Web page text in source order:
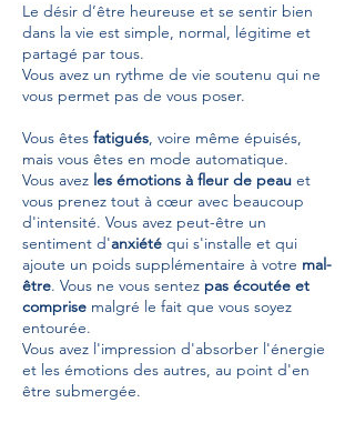
Le désir d’être heureuse et se sentir bien
dans la vie est simple, normal, légitime et
partagé par tous.
Vous avez un rythme de vie soutenu qui ne
vous permet pas de vous poser.
Vous êtes fatigués, voire même épuisés,
mais vous êtes en mode automatique.
Vous avez les émotions à fleur de peau et
vous prenez tout à cœur avec beaucoup
d'intensité. Vous avez peut-être un
sentiment d'anxiété qui s'installe et qui
ajoute un poids supplémentaire à votre mal-
être. Vous ne vous sentez pas écoutée et
comprise malgré le fait que vous soyez
entourée.
Vous avez l'impression d'absorber l'énergie
et les émotions des autres, au point d'en
être submergée.